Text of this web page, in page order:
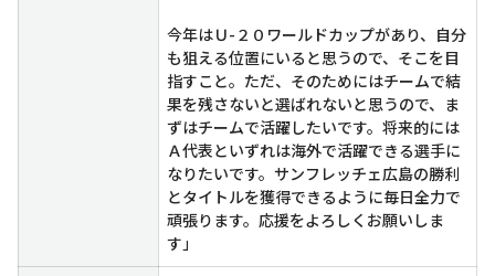
今年はＵ-２０ワールドカップがあり、自分
も狙える位置にいると思うので、そこを目
指すこと。ただ、そのためにはチームで結
果を残さないと選ばれないと思うので、ま
ずはチームで活躍したいです。将来的には
Ａ代表といずれは海外で活躍できる選手に
なりたいです。サンフレッチェ広島の勝利
とタイトルを獲得できるように毎日全力で
頑張ります。応援をよろしくお願いしま
す」